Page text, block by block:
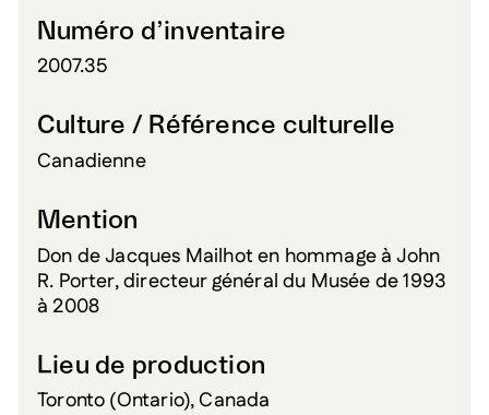
Numéro d’inventaire
2007.35
Culture / Référence culturelle
Canadienne
Mention
Don de Jacques Mailhot en hommage à John
R. Porter, directeur général du Musée de 1993
à 2008
Lieu de production
Toronto (Ontario), Canada